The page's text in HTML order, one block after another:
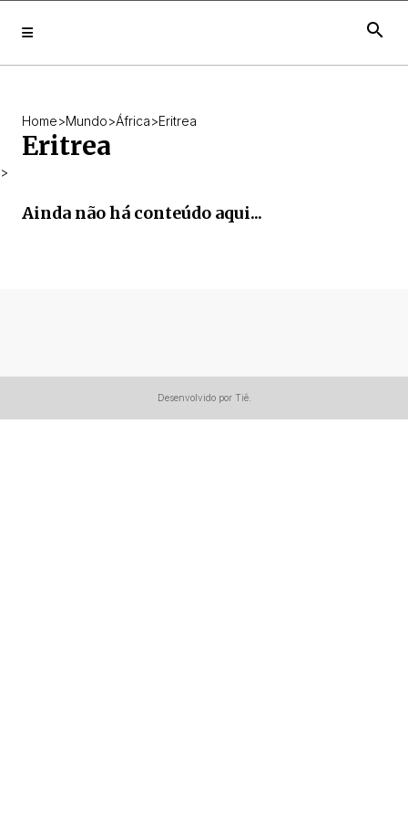
search
Home>Mundo>África>Eritrea
Eritrea
>
Ainda não há conteúdo aqui...
Desenvolvido por Tiê.